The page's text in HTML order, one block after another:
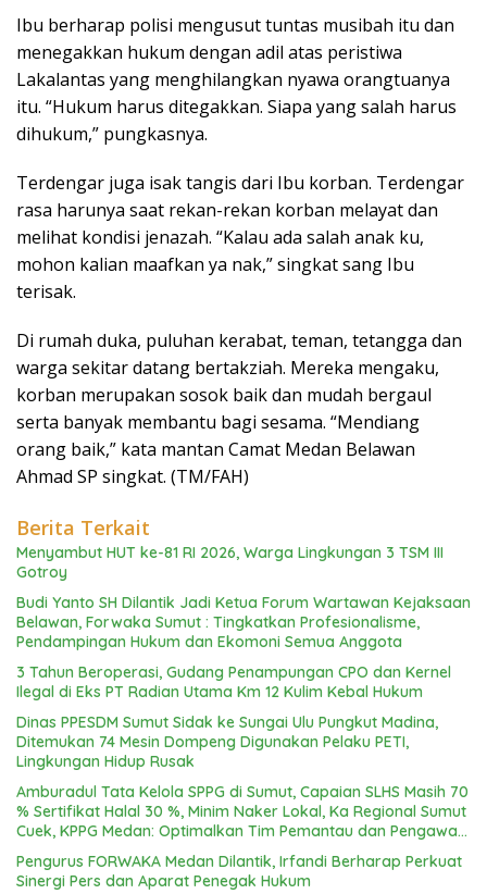
Ibu berharap polisi mengusut tuntas musibah itu dan
menegakkan hukum dengan adil atas peristiwa
Lakalantas yang menghilangkan nyawa orangtuanya
itu. “Hukum harus ditegakkan. Siapa yang salah harus
dihukum,” pungkasnya.
Terdengar juga isak tangis dari Ibu korban. Terdengar
rasa harunya saat rekan-rekan korban melayat dan
melihat kondisi jenazah. “Kalau ada salah anak ku,
mohon kalian maafkan ya nak,” singkat sang Ibu
terisak.
Di rumah duka, puluhan kerabat, teman, tetangga dan
warga sekitar datang bertakziah. Mereka mengaku,
korban merupakan sosok baik dan mudah bergaul
serta banyak membantu bagi sesama. “Mendiang
orang baik,” kata mantan Camat Medan Belawan
Ahmad SP singkat. (TM/FAH)
Berita Terkait
Menyambut HUT ke-81 RI 2026, Warga Lingkungan 3 TSM III
Gotroy
Budi Yanto SH Dilantik Jadi Ketua Forum Wartawan Kejaksaan
Belawan, Forwaka Sumut : Tingkatkan Profesionalisme,
Pendampingan Hukum dan Ekomoni Semua Anggota
3 Tahun Beroperasi, Gudang Penampungan CPO dan Kernel
Ilegal di Eks PT Radian Utama Km 12 Kulim Kebal Hukum
Dinas PPESDM Sumut Sidak ke Sungai Ulu Pungkut Madina,
Ditemukan 74 Mesin Dompeng Digunakan Pelaku PETI,
Lingkungan Hidup Rusak
Amburadul Tata Kelola SPPG di Sumut, Capaian SLHS Masih 70
% Sertifikat Halal 30 %, Minim Naker Lokal, Ka Regional Sumut
Cuek, KPPG Medan: Optimalkan Tim Pemantau dan Pengawas
Pengurus FORWAKA Medan Dilantik, Irfandi Berharap Perkuat
Sinergi Pers dan Aparat Penegak Hukum